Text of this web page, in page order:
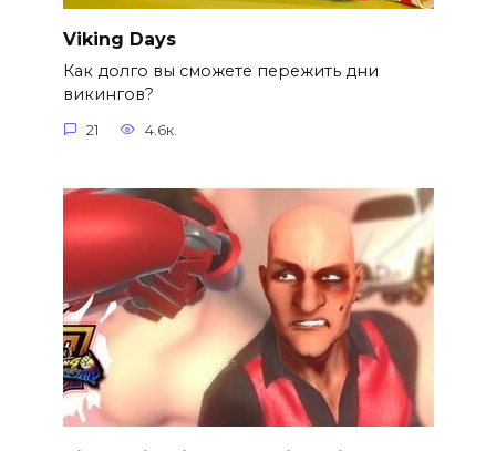
Viking Days
Как долго вы сможете пережить дни
викингов?
21 4.6к.